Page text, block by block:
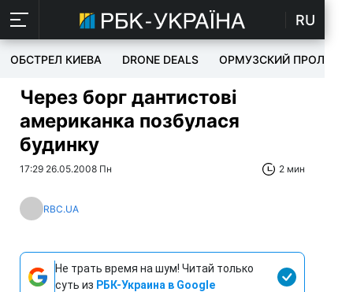
RU
ОБСТРЕЛ КИЕВА DRONE DEALS ОРМУЗСКИЙ ПРОЛИВ
Через борг дантистові
американка позбулася
будинку
17:29 26.05.2008 Пн 2 мин
RBC.UA
Не трать время на шум! Читай только
суть из РБК-Украина в Google